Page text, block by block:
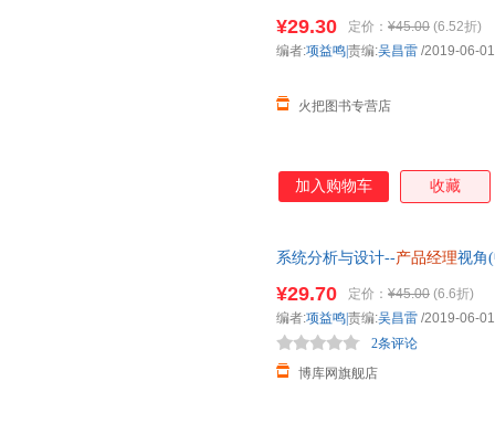
¥29.30 定价： ¥45.00 (6.52折)
火把图书专营店
编者:项益鸣|责编:吴昌雷 /2019-06-01
加入购物车 收藏
系统分析与设计--产品经理视角
¥29.70 定价： ¥45.00 (6.6折)
博库网旗舰店
2条评论
编者:项益鸣|责编:吴昌雷 /2019-06-01